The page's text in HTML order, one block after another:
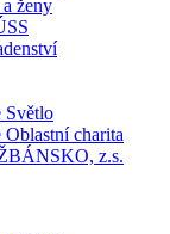
ženy
Světlo
Oblastní charita
z.s.